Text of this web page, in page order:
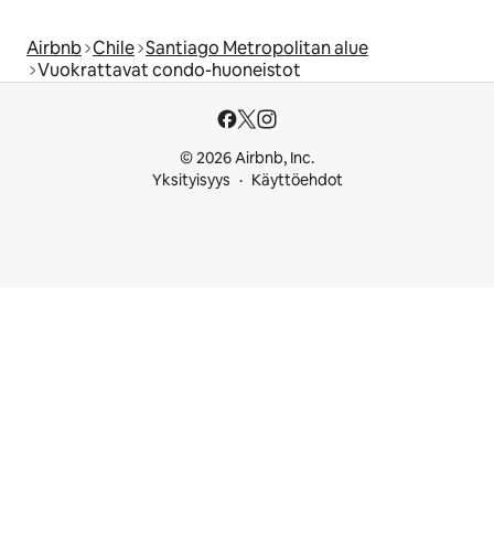
Airbnb Chile Santiago Metropolitan alue
Vuokrattavat condo-huoneistot
© 2026 Airbnb, Inc.
Yksityisyys
Käyttöehdot